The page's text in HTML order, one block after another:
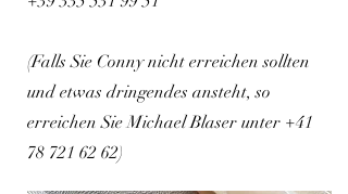
(Falls Sie Conny nicht erreichen sollten
und etwas dringendes ansteht, so
erreichen Sie Michael Blaser unter +41
78 721 62 62)